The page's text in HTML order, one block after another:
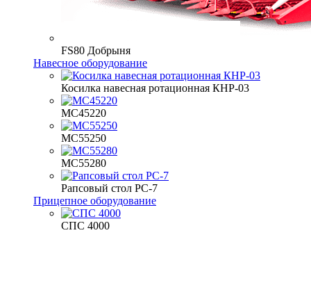
FS80 Добрыня
Навесное оборудование
Косилка навесная ротационная КНР-03
МС45220
МС55250
МС55280
Рапсовый стол РС-7
Прицепное оборудование
СПС 4000